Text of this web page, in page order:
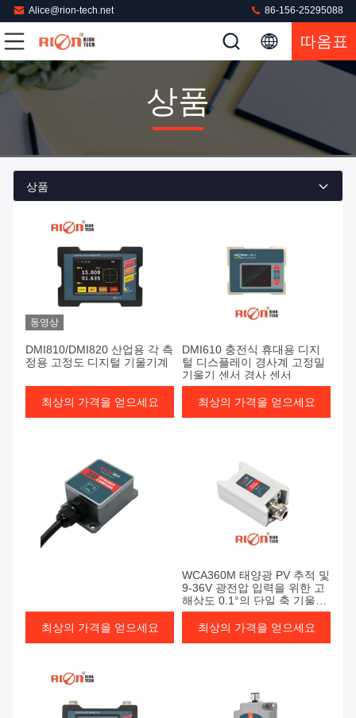
Alice@rion-tech.net 86-156-25295088
따옴표
상품
상품
동영상
DMI810/DMI820 산업용 각 측
정용 고정도 디지털 기울기계
최상의 가격을 얻으세요
DMI610 충전식 휴대용 디지
털 디스플레이 경사계 고정밀
기울기 센서 경사 센서
최상의 가격을 얻으세요
최상의 가격을 얻으세요
WCA360M 태양광 PV 추적 및
9-36V 광전압 입력을 위한 고
해상도 0.1°의 단일 축 기울기
센서
최상의 가격을 얻으세요